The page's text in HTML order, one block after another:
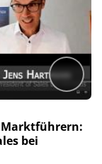
Marktführern:
bei